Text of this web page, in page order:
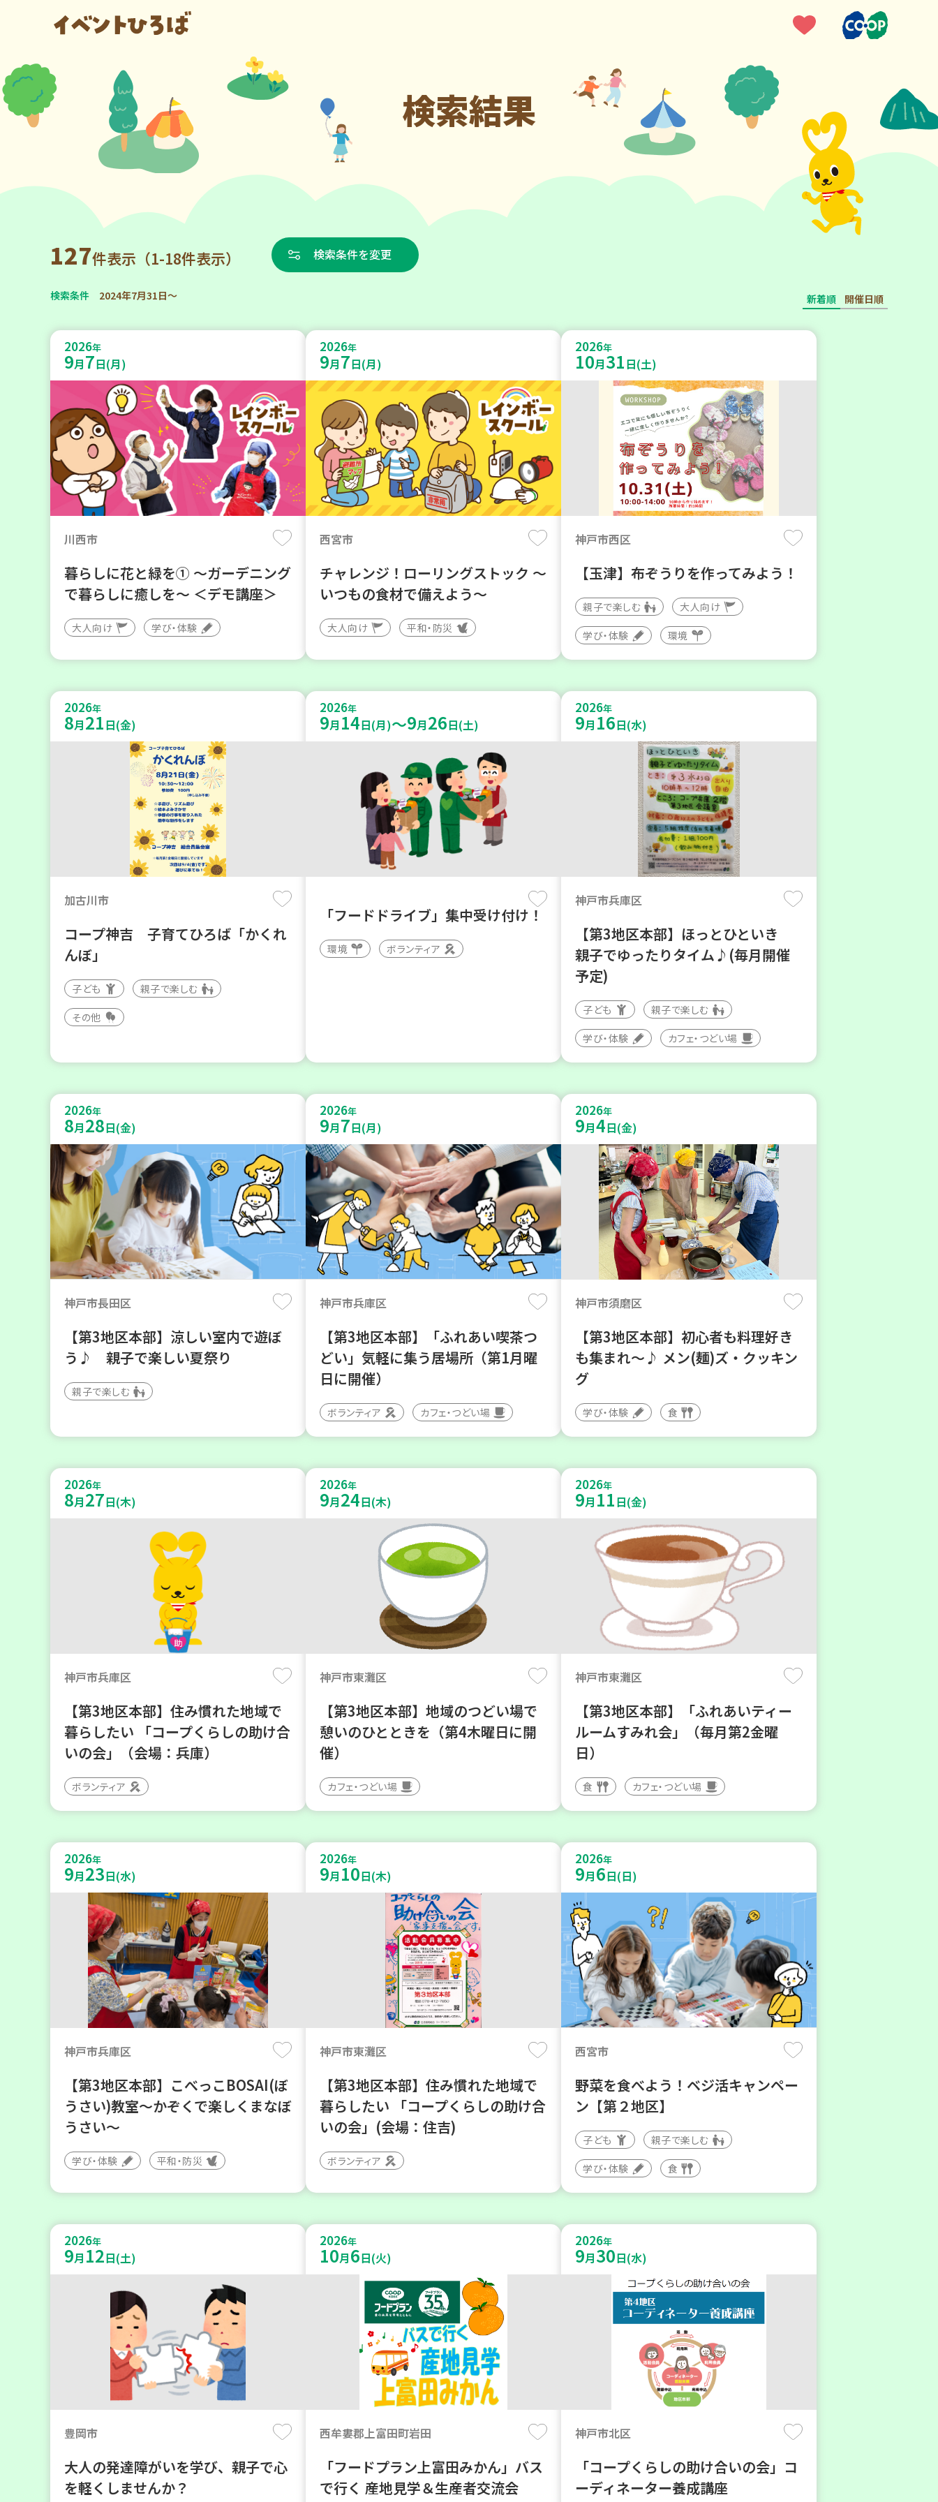
検索結果
127件表示（1-18件表示） 検索条件を変更
検索条件 2024年7月31日～ 新着順 開催日順
2026年
9月7日(月)
川西市
暮らしに花と緑を① ～ガーデニング
で暮らしに癒しを～ ＜デモ講座＞
大人向け 学び・体験
2026年
9月7日(月)
西宮市
チャレンジ！ローリングストック ～
いつもの食材で備えよう～
大人向け 平和・防災
2026年
10月31日(土)
神戸市西区
【玉津】布ぞうりを作ってみよう！
親子で楽しむ 大人向け
学び・体験 環境
2026年
8月21日(金)
加古川市
コープ神吉 子育てひろば「かくれ
んぼ」
子ども 親子で楽しむ
その他
2026年
9月 14日(月)～9月26日(土)
「フードドライブ」集中受け付け！
環境 ボランティア
2026年
9月 16日(水)
神戸市兵庫区
【第3地区本部】ほっとひといき
親子でゆったりタイム♪(毎月開催
予定)
子ども 親子で楽しむ
学び・体験 カフェ・つどい場
2026年
8月28日(金)
神戸市長田区
【第3地区本部】涼しい室内で遊ぼ
う♪ 親子で楽しい夏祭り
親子で楽しむ
2026年
9月7日(月)
神戸市兵庫区
【第3地区本部】「ふれあい喫茶つ
どい」気軽に集う居場所（第1月曜
日に開催）
ボランティア カフェ・つどい場
2026年
9月4日(金)
神戸市須磨区
【第3地区本部】初心者も料理好き
も集まれ～♪ メン(麺)ズ・クッキン
グ
学び・体験 食
2026年
8月27日(木)
神戸市兵庫区
【第3地区本部】住み慣れた地域で
暮らしたい 「コープくらしの助け合
いの会」（会場：兵庫）
ボランティア
2026年
9月24日(木)
神戸市東灘区
【第3地区本部】地域のつどい場で
憩いのひとときを（第4木曜日に開
催）
カフェ・つどい場
2026年
9月 11日(金)
神戸市東灘区
【第3地区本部】「ふれあいティー
ルームすみれ会」（毎月第2金曜
日）
食 カフェ・つどい場
2026年
9月23日(水)
神戸市兵庫区
【第3地区本部】こべっこBOSAI(ぼ
うさい)教室～かぞくで楽しくまなぼ
うさい～
学び・体験 平和・防災
2026年
9月 10日(木)
神戸市東灘区
【第3地区本部】住み慣れた地域で
暮らしたい 「コープくらしの助け合
いの会」(会場：住吉)
ボランティア
2026年
9月6日(日)
西宮市
野菜を食べよう！ベジ活キャンペー
ン【第２地区】
子ども 親子で楽しむ
学び・体験 食
2026年
9月 12日(土)
豊岡市
大人の発達障がいを学び、親子で心
を軽くしませんか？
2026年
10月6日(火)
西牟婁郡上富田町岩田
「フードプラン上富田みかん」バス
で行く 産地見学＆生産者交流会
2026年
9月30日(水)
神戸市北区
「コープくらしの助け合いの会」コ
ーディネーター養成講座